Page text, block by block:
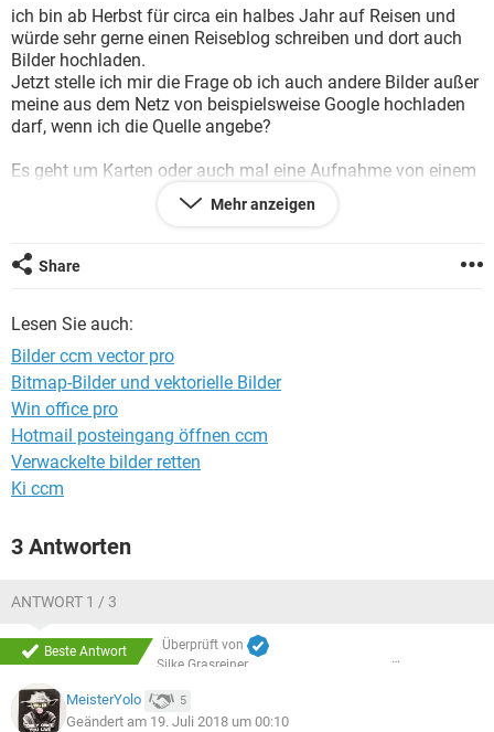
FACEBOOK HARDWARE
WINDOWS 10 INSTAGRAM
WHATSAPP TIKTOK
FACEBOOK HARDWARE
ich bin ab Herbst für circa ein halbes Jahr auf Reisen und
würde sehr gerne einen Reiseblog schreiben und dort auch
Bilder hochladen.
Jetzt stelle ich mir die Frage ob ich auch andere Bilder außer
meine aus dem Netz von beispielsweise Google hochladen
darf, wenn ich die Quelle angebe?
Es geht um Karten oder auch mal eine Aufnahme von einem
Copyright geschützt sind?
Mehr anzeigen
Share
Lesen Sie auch:
Bilder ccm vector pro
Bitmap-Bilder und vektorielle Bilder
Win office pro
Hotmail posteingang öffnen ccm
Verwackelte bilder retten
Ki ccm
3 Antworten
ANTWORT 1 / 3
Beste Antwort
Überprüft von
Silke Grasreiner
MeisterYolo 5
Geändert am 19. Juli 2018 um 00:10